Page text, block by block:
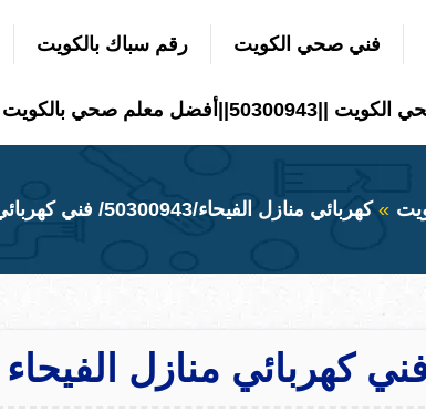
فني صحي الكويت رقم سباك بالكويت
معلم صحي بالكويت
كهربائي منازل الفيحاء/50300943/ فني كهربائي منازل الفيحاء